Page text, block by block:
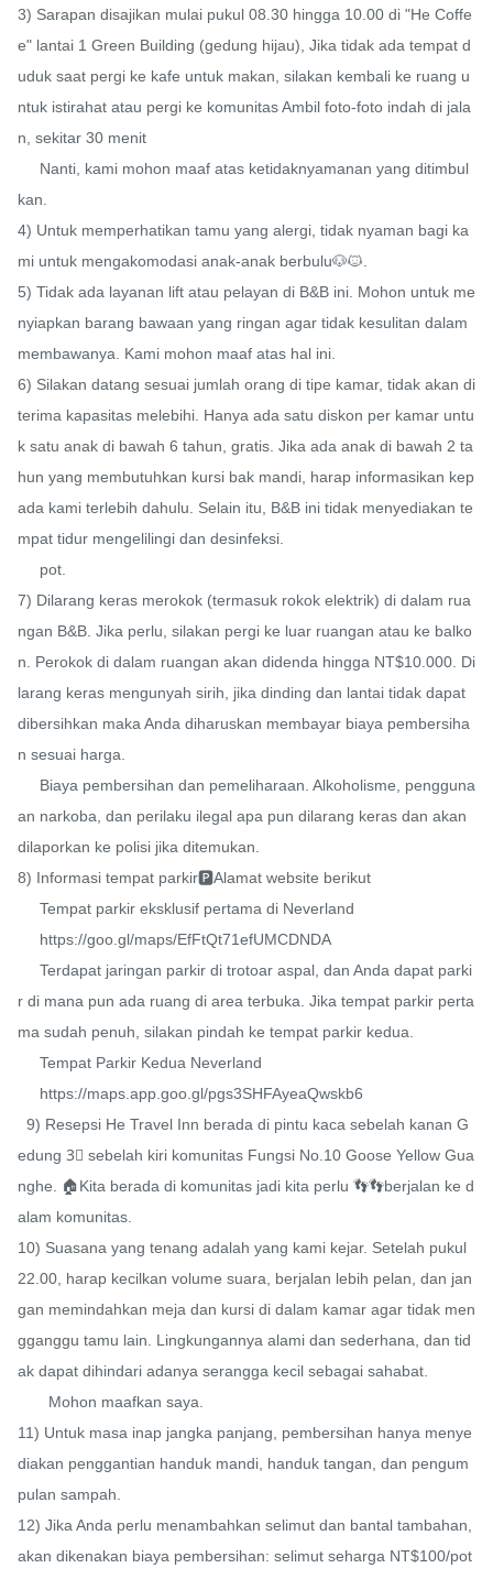
3) Sarapan disajikan mulai pukul 08.30 hingga 10.00 di "He Coffe
e" lantai 1 Green Building (gedung hijau), Jika tidak ada tempat d
uduk saat pergi ke kafe untuk makan, silakan kembali ke ruang u
ntuk istirahat atau pergi ke komunitas Ambil foto-foto indah di jala
n, sekitar 30 menit
kan.
4) Untuk memperhatikan tamu yang alergi, tidak nyaman bagi ka
mi untuk mengakomodasi anak-anak berbulu🐶🐱.
5) Tidak ada layanan lift atau pelayan di B&B ini. Mohon untuk me
nyiapkan barang bawaan yang ringan agar tidak kesulitan dalam
membawanya. Kami mohon maaf atas hal ini.
6) Silakan datang sesuai jumlah orang di tipe kamar, tidak akan di
terima kapasitas melebihi. Hanya ada satu diskon per kamar untu
k satu anak di bawah 6 tahun, gratis. Jika ada anak di bawah 2 ta
hun yang membutuhkan kursi bak mandi, harap informasikan kep
ada kami terlebih dahulu. Selain itu, B&B ini tidak menyediakan te
mpat tidur mengelilingi dan desinfeksi.
7) Dilarang keras merokok (termasuk rokok elektrik) di dalam rua
ngan B&B. Jika perlu, silakan pergi ke luar ruangan atau ke balko
n. Perokok di dalam ruangan akan didenda hingga NT$10.000. Di
larang keras mengunyah sirih, jika dinding dan lantai tidak dapat
dibersihkan maka Anda diharuskan membayar biaya pembersiha
n sesuai harga.
an narkoba, dan perilaku ilegal apa pun dilarang keras dan akan
dilaporkan ke polisi jika ditemukan.
8) Informasi tempat parkir🅿️Alamat website berikut
r di mana pun ada ruang di area terbuka. Jika tempat parkir perta
ma sudah penuh, silakan pindah ke tempat parkir kedua.
edung 3⃣️ sebelah kiri komunitas Fungsi No.10 Goose Yellow Gua
nghe. 🏠Kita berada di komunitas jadi kita perlu 👣👣berjalan ke d
alam komunitas.
10) Suasana yang tenang adalah yang kami kejar. Setelah pukul
22.00, harap kecilkan volume suara, berjalan lebih pelan, dan jan
gan memindahkan meja dan kursi di dalam kamar agar tidak men
gganggu tamu lain. Lingkungannya alami dan sederhana, dan tid
ak dapat dihindari adanya serangga kecil sebagai sahabat.
11) Untuk masa inap jangka panjang, pembersihan hanya menye
diakan penggantian handuk mandi, handuk tangan, dan pengum
pulan sampah.
12) Jika Anda perlu menambahkan selimut dan bantal tambahan,
akan dikenakan biaya pembersihan: selimut seharga NT$100/pot